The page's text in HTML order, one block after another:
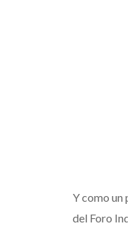
Y como un
del Foro